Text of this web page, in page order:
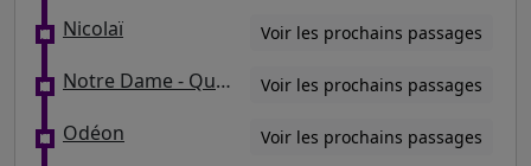
Nicolaï Voir les prochains passages
Notre Dame - Quai de Montebello / Petit Pont Voir les prochains passages
Odéon Voir les prochains passages